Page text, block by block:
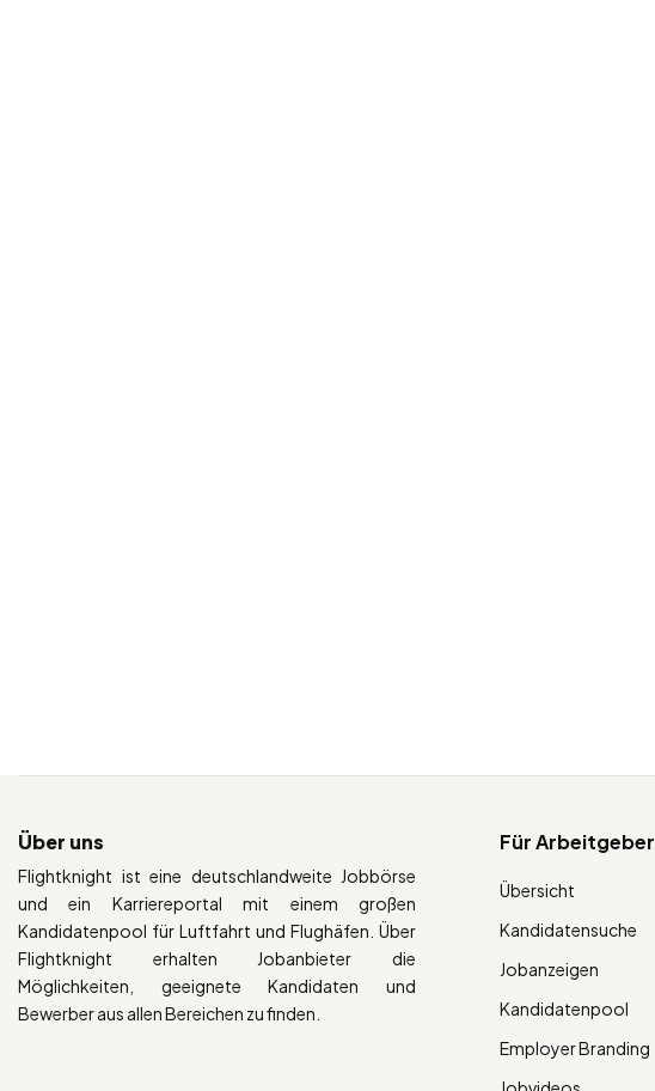
Über uns
Flightknight ist eine deutschlandweite Jobbörse
und ein Karriereportal mit einem großen
Kandidatenpool für Luftfahrt und Flughäfen. Über
Flightknight erhalten Jobanbieter die
Möglichkeiten, geeignete Kandidaten und
Bewerber aus allen Bereichen zu finden.
Für Arbeitgeber
Übersicht
Kandidatensuche
Jobanzeigen
Kandidatenpool
Employer Branding